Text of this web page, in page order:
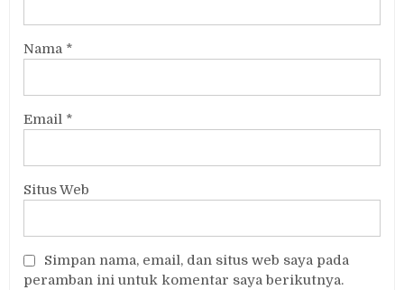
Nama *
Email *
Situs Web
Simpan nama, email, dan situs web saya pada
peramban ini untuk komentar saya berikutnya.